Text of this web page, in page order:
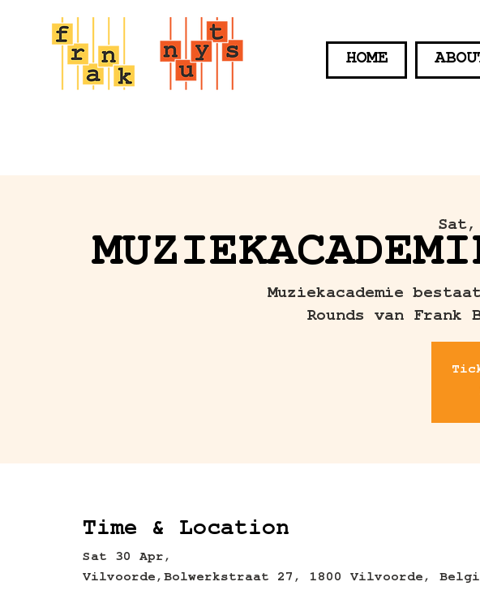
HOME
Sat,
Muziekacademie
Rounds van
Time & Location
Sat 30 Apr,
Vilvoorde, Bolwerkstraat 27, 1800 Vilvoorde,